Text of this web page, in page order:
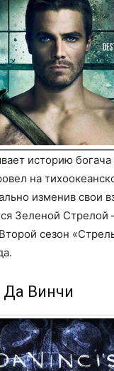
историю
на
изменив свои
Зеленой Стрелой
сезон
Винчи